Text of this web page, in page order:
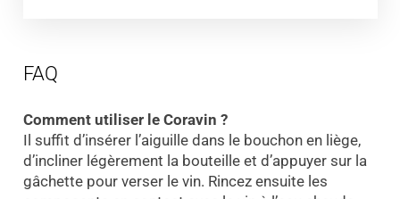
FAQ
Comment utiliser le Coravin ?
Il suffit d’insérer l’aiguille dans le bouchon en liège,
d’incliner légèrement la bouteille et d’appuyer sur la
gâchette pour verser le vin. Rincez ensuite les